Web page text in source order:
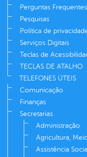
Perguntas Frequentes
Pesquisas
Política de
Serviços Digitais
Teclas de
TECLAS DE ATALHO
TELEFONES ÚTEIS
Comunicação
Finanças
Secretarias
Administração
Agricultura,
Assistência